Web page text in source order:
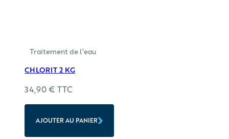
Traitement de l'eau
CHLORIT 2 KG
34,90€ TTC
AJOUTER AU PANIER